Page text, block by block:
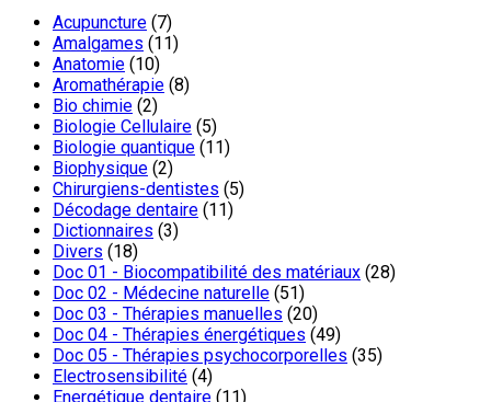
Acupuncture (7)
Amalgames (11)
Anatomie (10)
Aromathérapie (8)
Bio chimie (2)
Biologie Cellulaire (5)
Biologie quantique (11)
Biophysique (2)
Chirurgiens-dentistes (5)
Décodage dentaire (11)
Dictionnaires (3)
Divers (18)
Doc 01 - Biocompatibilité des matériaux (28)
Doc 02 - Médecine naturelle (51)
Doc 03 - Thérapies manuelles (20)
Doc 04 - Thérapies énergétiques (49)
Doc 05 - Thérapies psychocorporelles (35)
Electrosensibilité (4)
Energétique dentaire (11)